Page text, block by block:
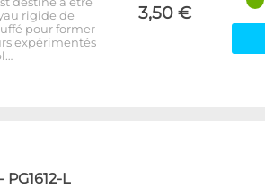
rigide de
pour former
expérimentés
3,50 €
L